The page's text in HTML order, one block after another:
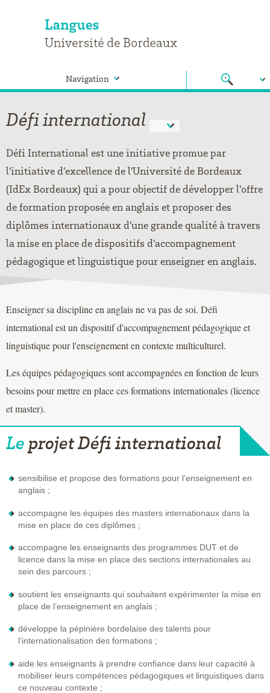
Navigation
Défi international
Défi International est une initiative promue par
l’initiative d’excellence de l’Université de Bordeaux
(IdEx Bordeaux) qui a pour objectif de développer l’offre
de formation proposée en anglais et proposer des
diplômes internationaux d’une grande qualité à travers
la mise en place de dispositifs d'accompagnement
pédagogique et linguistique pour enseigner en anglais.
Enseigner sa discipline en anglais ne va pas de soi. Défi
international est un dispositif d'accompagnement pédagogique et
linguistique pour l'enseignement en contexte multiculturel.
Les équipes pédagogiques sont accompagnées en fonction de leurs
besoins pour mettre en place ces formations internationales (licence
et master).
Le projet Défi international
sensibilise et propose des formations pour l’enseignement en
anglais ;
accompagne les équipes des masters internationaux dans la
mise en place de ces diplômes ;
accompagne les enseignants des programmes DUT et de
licence dans la mise en place des sections internationales au
sein des parcours ;
soutient les enseignants qui souhaitent expérimenter la mise en
place de l’enseignement en anglais ;
développe la pépinière bordelaise des talents pour
l’internationalisation des formations ;
aide les enseignants à prendre confiance dans leur capacité à
mobiliser leurs compétences pédagogiques et linguistiques dans
ce nouveau contexte ;